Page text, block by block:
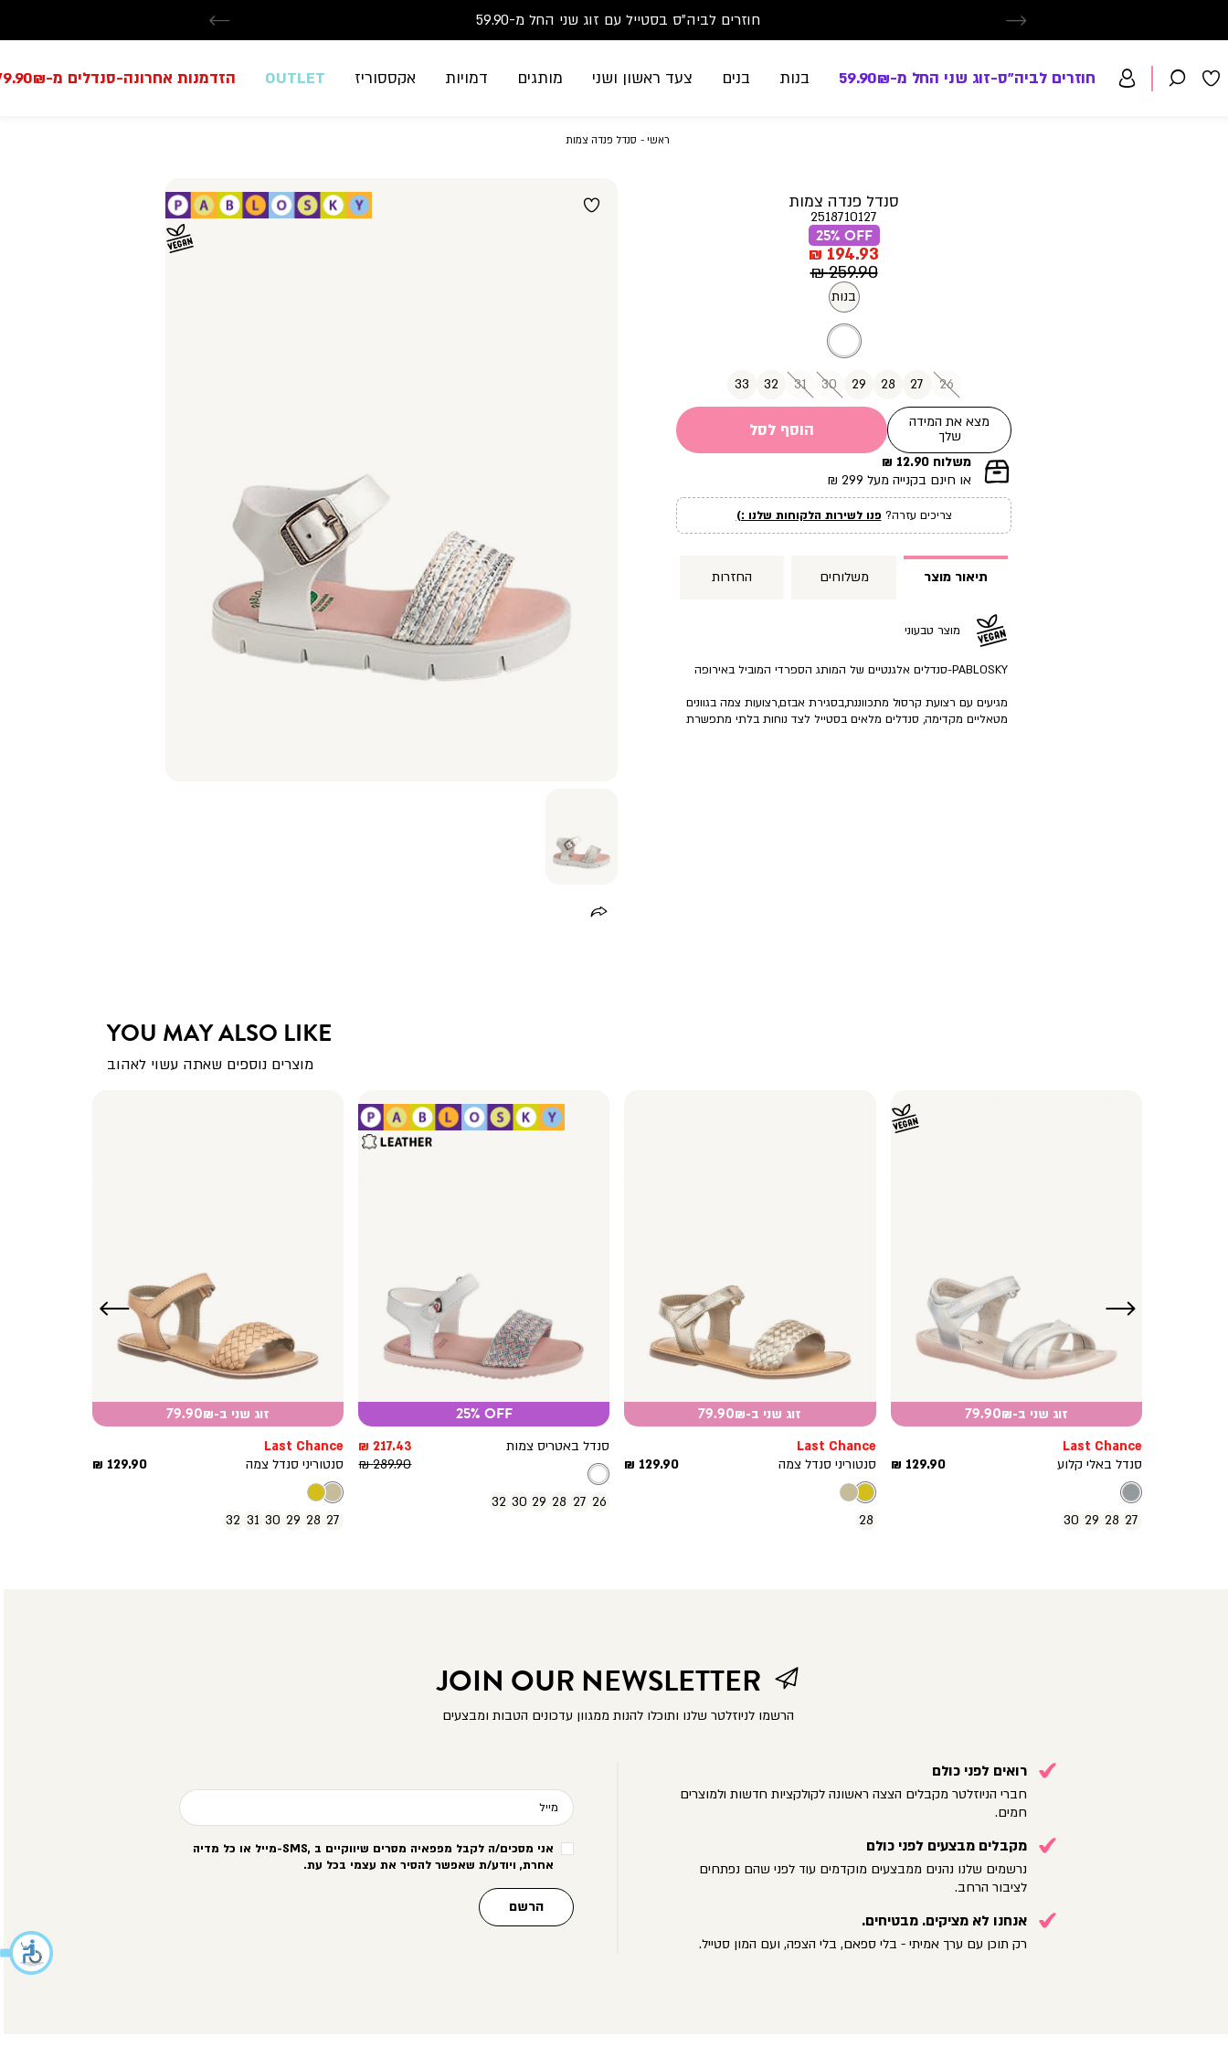
משלוח חינם בקנייה מעל 299₪ | זמני אספקה עד 5 ימי עסקים
חוזרים לביה"ס בסטייל עם זוג שני החל מ-59.90
סנדלים-הזדמנות אחרונה-החל מ-79.90
חוזרים לביה"ס-זוג שני החל מ-59.90₪ בנות בנים צעד ראשון ושני מותגים דמויות אקססוריז OUTLET הזדמנות אחרונה-סנדלים מ-79.90₪
ראשי ראשי
סנדל פנדה צמותסנדל
סנדל פנדה צמות
2518710127
25% OFF
מחיר
מוצר
194.93 ₪
מחיר
רגיל
259.90 ₪
בנות
26
27
28
29
30
31
32
33
מצא את המידה
שלך
הוסף לסל
|
תומך
עמוד
מוצר
משלוח 12.90 ₪
או חינם בקנייה מעל 299 ₪
צריכים עזרה? פנו לשירות הלקוחות שלנו :)
תיאור מוצר משלוחים החזרות
מוצר טבעוני
PABLOSKY-סנדלים אלגנטיים של המותג הספרדי המוביל באירופה
מגיעים עם רצועת קרסול מתכווננת,בסגירת אבזם,רצועות צמה בגוונים
מטאליים מקדימה, סנדלים מלאים בסטייל לצד נוחות בלתי מתפשרת
YOU MAY ALSO LIKE
מוצרים נוספים שאתה עשוי לאהוב
ימינה
זוג שני ב-79.90₪
Last Chance
סנדל באלי קלוע
מחיר
129.90 ₪
27
28
29
30
זוג שני ב-79.90₪
Last Chance
סנטוריני סנדל צמה
מחיר
129.90 ₪
28
25% OFF
סנדל באטריס צמות
מחיר
מוצר
217.43 ₪
מחיר
289.90 ₪
26
27
28
29
30
32
זוג שני ב-79.90₪
Last Chance
סנטוריני סנדל צמה
מחיר
129.90 ₪
27
28
29
30
31
32
שמאלה
JOIN OUR NEWSLETTER
הרשמו לניוזלטר שלנו ותוכלו להנות ממגוון עדכונים הטבות ומבצעים
רואים לפני כולם
חברי הניוזלטר מקבלים הצצה ראשונה לקולקציות חדשות ולמוצרים
חמים.
מקבלים מבצעים לפני כולם
נרשמים שלנו נהנים ממבצעים מוקדמים עוד לפני שהם נפתחים
לציבור הרחב.
אנחנו לא מציקים. מבטיחים.
רק תוכן עם ערך אמיתי - בלי ספאם, בלי הצפה, ועם המון סטייל.
מייל
אני מסכים/ה לקבל מפפאיה מסרים שיווקיים ב -SMS,מייל או כל מדיה
אחרת, ויודע/ת שאפשר להסיר את עצמי בכל עת.
הרשם